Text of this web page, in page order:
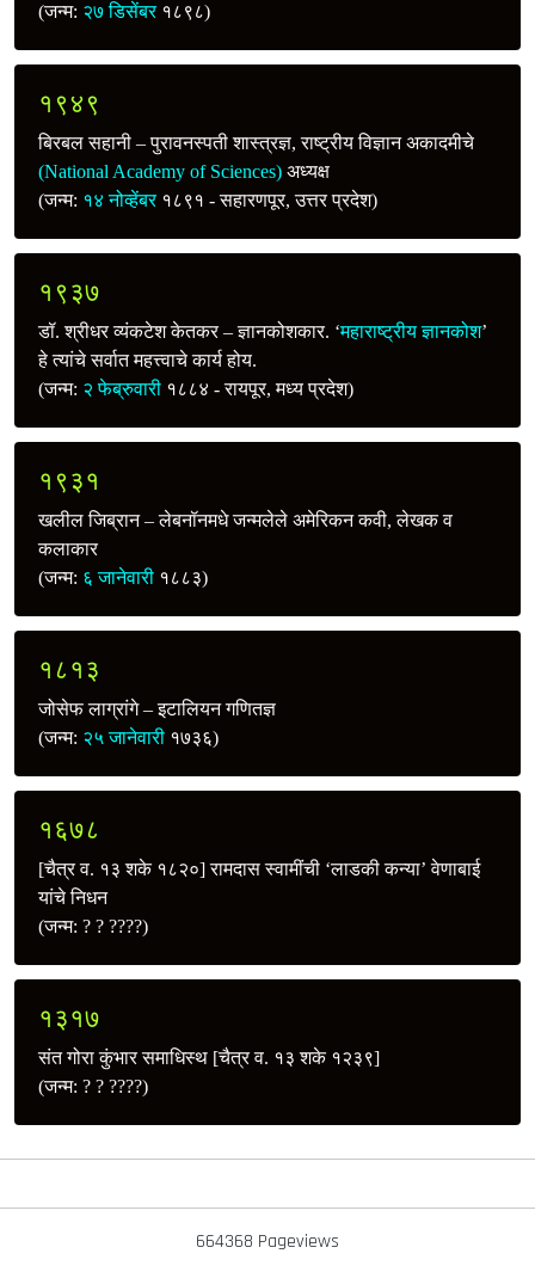
(जन्म: २७ डिसेंबर१८९८)
१९४९
बिरबल सहानी – पुरावनस्पती शास्त्रज्ञ, राष्ट्रीय विज्ञान अकादमीचे
(National Academy of Sciences) अध्यक्ष
(जन्म: १४ नोव्हेंबर१८९१ - सहारणपूर, उत्तर प्रदेश)
१९३७
डॉ. श्रीधर व्यंकटेश केतकर – ज्ञानकोशकार. ‘महाराष्ट्रीय ज्ञानकोश’
हे त्यांचे सर्वात महत्त्वाचे कार्य होय.
(जन्म: २ फेब्रुवारी १८८४ - रायपूर, मध्य प्रदेश)
१९३१
खलील जिब्रान – लेबनॉनमधे जन्मलेले अमेरिकन कवी, लेखक व
कलाकार
(जन्म: ६ जानेवारी १८८३)
१८१३
जोसेफ लाग्रांगे – इटालियन गणितज्ञ
(जन्म: २५ जानेवारी १७३६)
१६७८
[चैत्र व. १३ शके १८२०] रामदास स्वामींची ‘लाडकी कन्या’ वेणाबाई
यांचे निधन
(जन्म: ? ? ????)
१३१७
संत गोरा कुंभार समाधिस्थ [चैत्र व. १३ शके १२३९]
(जन्म: ? ? ????)
664368 Pageviews